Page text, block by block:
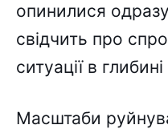
опинилися
свідчить про
ситуації в
Масштаби